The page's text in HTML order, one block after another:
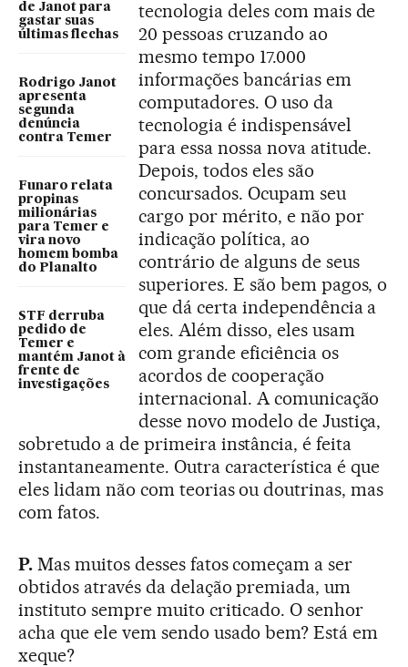
de Janot para
gastar suas
últimas flechas
Rodrigo Janot
apresenta
segunda
denúncia
contra Temer
Funaro relata
propinas
milionárias
para Temer e
vira novo
homem bomba
do Planalto
STF derruba
pedido de
Temer e
mantém Janot à
frente de
investigações
tecnologia deles com mais de
20 pessoas cruzando ao
mesmo tempo 17.000
informações bancárias em
computadores. O uso da
tecnologia é indispensável
para essa nossa nova atitude.
Depois, todos eles são
concursados. Ocupam seu
cargo por mérito, e não por
indicação política, ao
contrário de alguns de seus
superiores. E são bem pagos, o
que dá certa independência a
eles. Além disso, eles usam
com grande eficiência os
acordos de cooperação
internacional. A comunicação
desse novo modelo de Justiça,
sobretudo a de primeira instância, é feita
instantaneamente. Outra característica é que
eles lidam não com teorias ou doutrinas, mas
com fatos.
P.Mas muitos desses fatos começam a ser
obtidos através da delação premiada, um
instituto sempre muito criticado. O senhor
acha que ele vem sendo usado bem? Está em
xeque?